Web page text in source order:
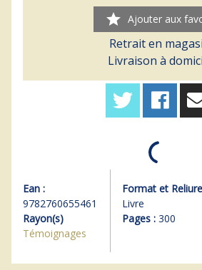
star Ajouter aux
Retrait en
Livraison à
Ean :
9782760655461
Rayon(s)
Témoignages
Format et
Livre
Pages :300